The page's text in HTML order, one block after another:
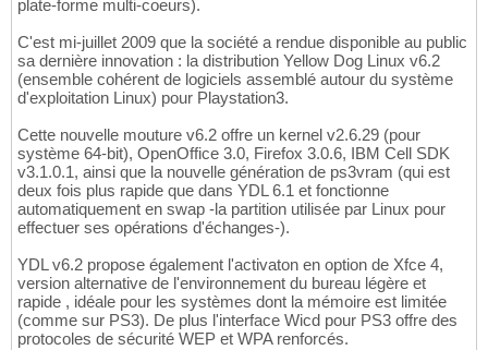
plate-forme multi-coeurs).
C'est mi-juillet 2009 que la société a rendue disponible au public
sa dernière innovation : la distribution Yellow Dog Linux v6.2
(ensemble cohérent de logiciels assemblé autour du système
d'exploitation Linux) pour Playstation3.
Cette nouvelle mouture v6.2 offre un kernel v2.6.29 (pour
système 64-bit), OpenOffice 3.0, Firefox 3.0.6, IBM Cell SDK
v3.1.0.1, ainsi que la nouvelle génération de ps3vram (qui est
deux fois plus rapide que dans YDL 6.1 et fonctionne
automatiquement en swap -la partition utilisée par Linux pour
effectuer ses opérations d'échanges-).
YDL v6.2 propose également l'activaton en option de Xfce 4,
version alternative de l'environnement du bureau légère et
rapide , idéale pour les systèmes dont la mémoire est limitée
(comme sur PS3). De plus l'interface Wicd pour PS3 offre des
protocoles de sécurité WEP et WPA renforcés.